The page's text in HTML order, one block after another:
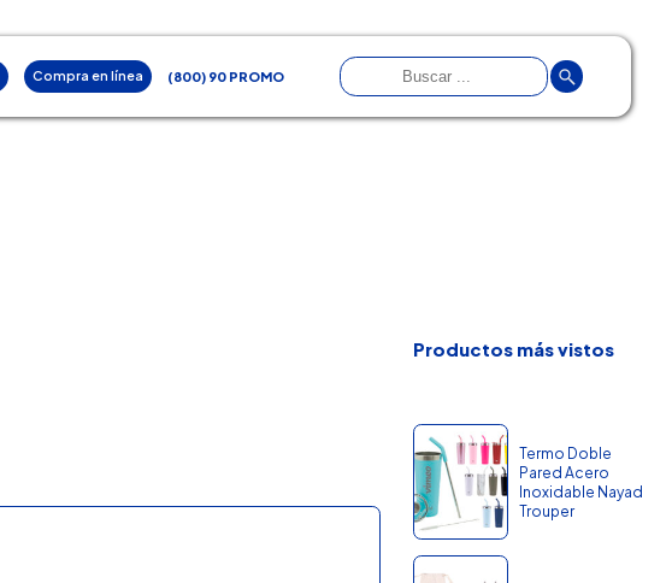
Compra en línea (800) 90 PROMO
Productos más vistos
Termo Doble
Pared Acero
Inoxidable Nayad
Trouper